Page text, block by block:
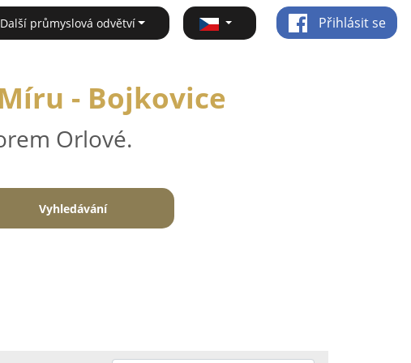
Další průmyslová odvětví Přihlásit se
- Bojkovice
Orlové.
Vyhledávání